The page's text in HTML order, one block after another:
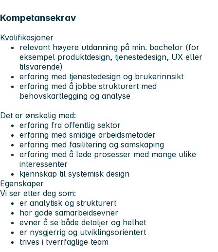
Kompetansekrav
Kvalifikasjoner
relevant høyere utdanning på min. bachelor (for
eksempel produktdesign, tjenestedesign, UX eller
tilsvarende)
erfaring med tjenestedesign og brukerinnsikt
erfaring med å jobbe strukturert med
behovskartlegging og analyse
Det er ønskelig med:
erfaring fra offentlig sektor
erfaring med smidige arbeidsmetoder
erfaring med fasilitering og samskaping
erfaring med å lede prosesser med mange ulike
interessenter
kjennskap til systemisk design
Egenskaper
Vi ser etter deg som:
er analytisk og strukturert
har gode samarbeidsevner
evner å se både detaljer og helhet
er nysgjerrig og utviklingsorientert
trives i tverrfaglige team